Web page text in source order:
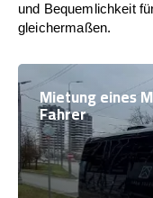
und Bequemlichkeit
gleichermaßen.
Mietung eines
Fahrer